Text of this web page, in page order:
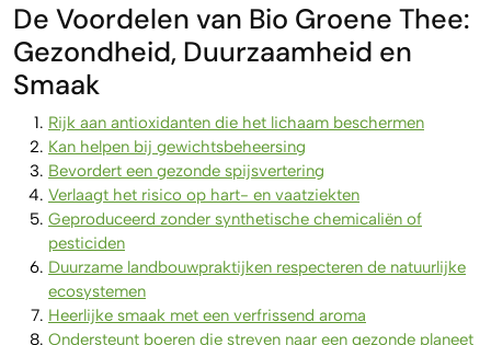
De Voordelen van Bio Groene Thee:
Gezondheid, Duurzaamheid en
Smaak
Rijk aan antioxidanten die het lichaam beschermen
Kan helpen bij gewichtsbeheersing
Bevordert een gezonde spijsvertering
Verlaagt het risico op hart- en vaatziekten
Geproduceerd zonder synthetische chemicaliën of
pesticiden
Duurzame landbouwpraktijken respecteren de natuurlijke
ecosystemen
Heerlijke smaak met een verfrissend aroma
Ondersteunt boeren die streven naar een gezonde planeet